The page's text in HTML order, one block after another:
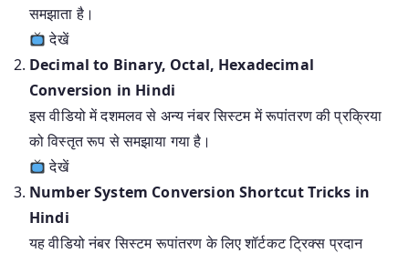
समझाता है।
देखें
Decimal to Binary, Octal, Hexadecimal
Conversion in Hindi
इस वीडियो में दशमलव से अन्य नंबर सिस्टम में रूपांतरण की प्रक्रिया
को विस्तृत रूप से समझाया गया है।
देखें
Number System Conversion Shortcut Tricks in
Hindi
यह वीडियो नंबर सिस्टम रूपांतरण के लिए शॉर्टकट ट्रिक्स प्रदान